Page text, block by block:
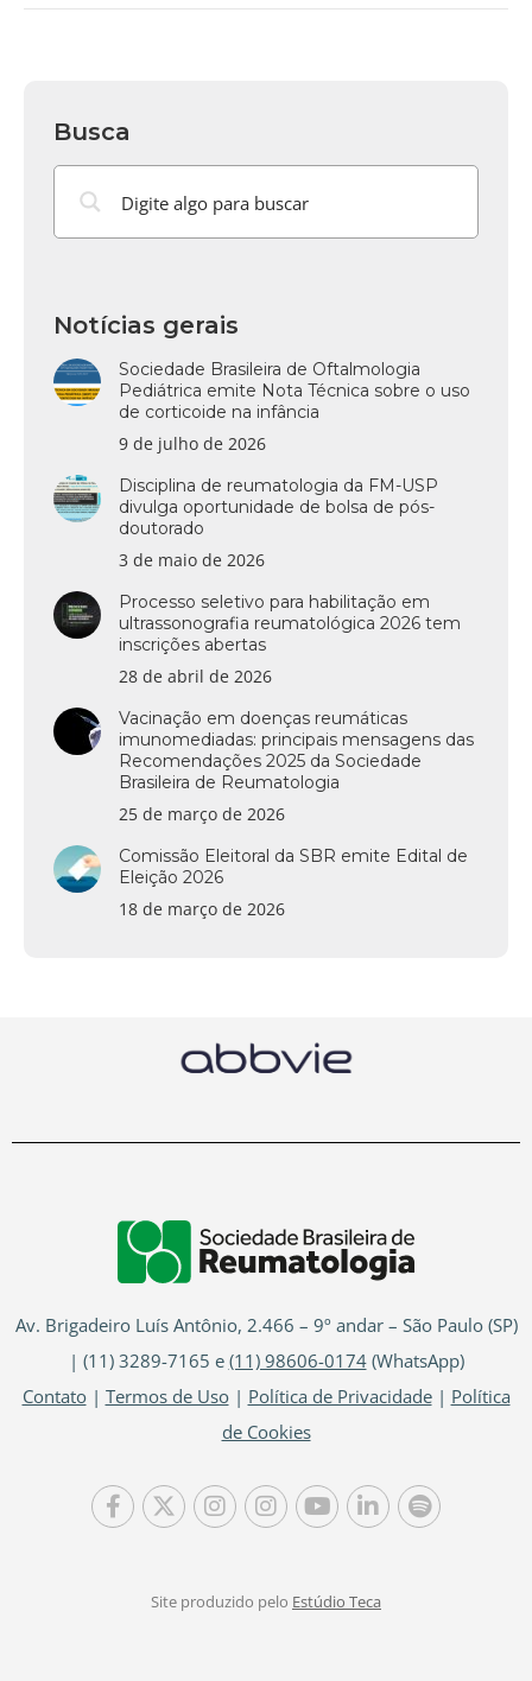
Busca
Notícias gerais
Sociedade Brasileira de Oftalmologia
Pediátrica emite Nota Técnica sobre o uso
de corticoide na infância
9 de julho de 2026
Disciplina de reumatologia da FM-USP
divulga oportunidade de bolsa de pós-
doutorado
3 de maio de 2026
Processo seletivo para habilitação em
ultrassonografia reumatológica 2026 tem
inscrições abertas
28 de abril de 2026
Vacinação em doenças reumáticas
imunomediadas: principais mensagens das
Recomendações 2025 da Sociedade
Brasileira de Reumatologia
25 de março de 2026
Comissão Eleitoral da SBR emite Edital de
Eleição 2026
18 de março de 2026
Av. Brigadeiro Luís Antônio, 2.466 – 9º andar – São Paulo (SP)
| (11) 3289-7165 e (11) 98606-0174(WhatsApp)
Contato| Termos de Uso| Política de Privacidade| Política
de Cookies
Site produzido pelo Estúdio Teca